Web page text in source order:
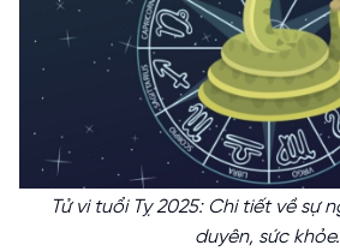
Tử vi tuổi Tỵ 2025: Chi tiết về sự
duyên, sức khỏe.